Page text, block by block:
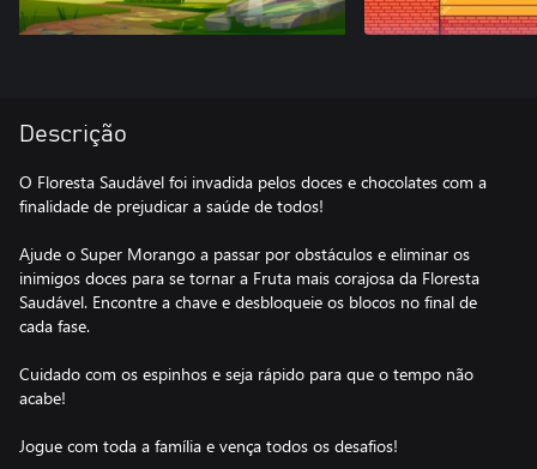
Descrição
O Floresta Saudável foi invadida pelos doces e chocolates com a
finalidade de prejudicar a saúde de todos!
Ajude o Super Morango a passar por obstáculos e eliminar os
inimigos doces para se tornar a Fruta mais corajosa da Floresta
Saudável. Encontre a chave e desbloqueie os blocos no final de
cada fase.
Cuidado com os espinhos e seja rápido para que o tempo não
acabe!
Jogue com toda a família e vença todos os desafios!